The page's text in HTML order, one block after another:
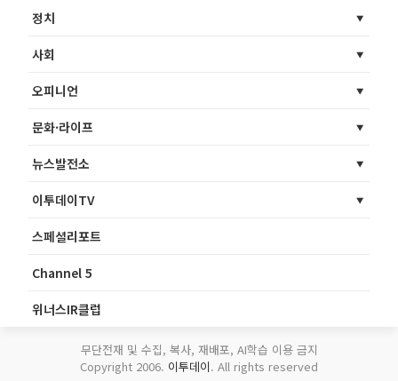
정치
사회
오피니언
문화·라이프
뉴스발전소
이투데이TV
스페셜리포트
Channel 5
위너스IR클럽
무단전재 및 수집, 복사, 재배포, AI학습 이용 금지
Copyright 2006. 이투데이. All rights reserved